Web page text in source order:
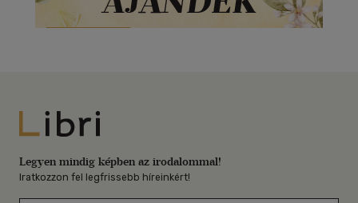
Libri
Legyen mindig képben az irodalommal!
Iratkozzon fel legfrissebb híreinkért!